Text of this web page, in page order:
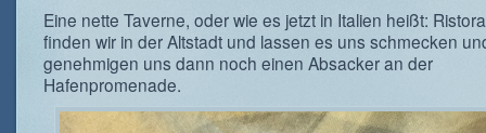
Eine nette Taverne, oder wie es jetzt in Italien heißt:
finden wir in der Altstadt und lassen es uns schmecken
genehmigen uns dann noch einen Absacker an der
Hafenpromenade.